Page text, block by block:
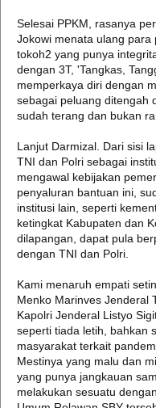
Selesai PPKM, rasanya
Jokowi menata ulang
tokoh2 yang punya
dengan 3T, 'Tangkas,
memperkaya diri dengan
sebagai peluang ditengah
sudah terang dan bukan
Lanjut Darmizal. Dari sisi
TNI dan Polri sebagai
mengawal kebijakan
penyaluran bantuan ini,
institusi lain, seperti
ketingkat Kabupaten dan
dilapangan, dapat pula
dengan TNI dan Polri.
Kami menaruh empati
Menko Marinves Jenderal
Kapolri Jenderal Listyo
seperti tiada letih, bahkan
masyarakat terkait
Mestinya yang malu dan
yang punya jangkauan
melakukan sesuatu